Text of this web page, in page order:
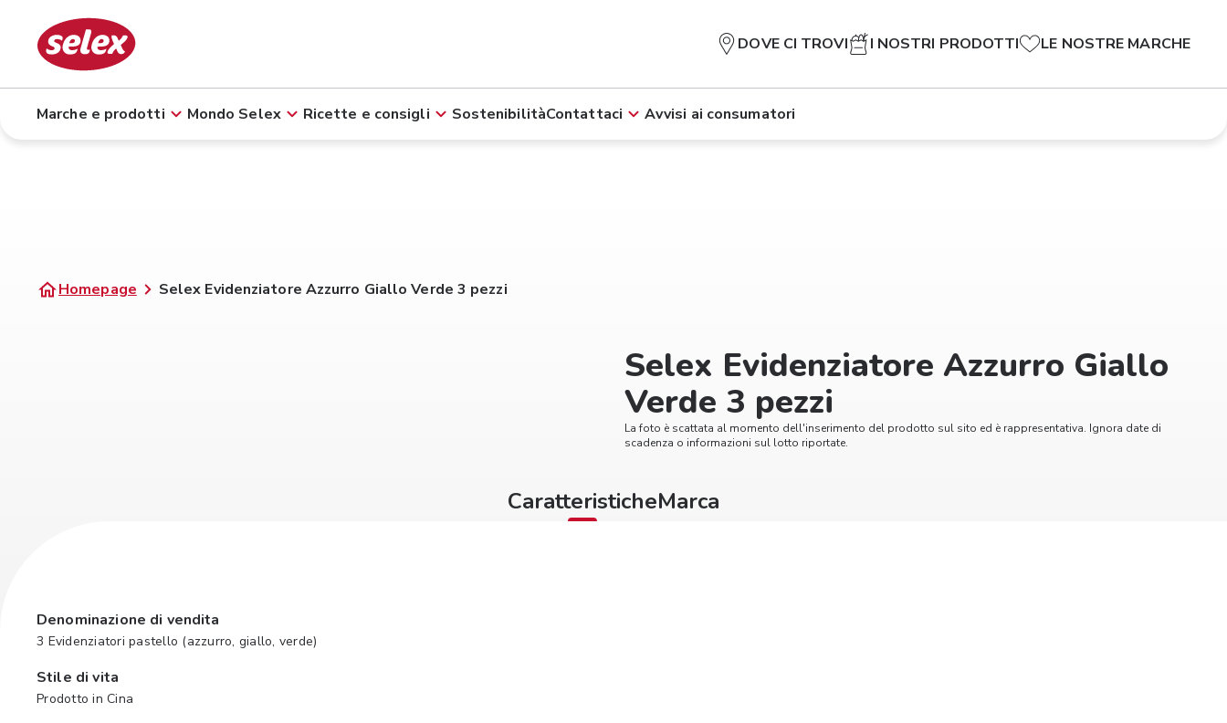
DOVE CI TROVI I NOSTRI PRODOTTI LE NOSTRE MARCHE
Marche e prodotti Mondo Selex Ricette e consigli SostenibilitàContattaci Avvisi ai consumatori
Homepage Selex Evidenziatore Azzurro Giallo Verde 3 pezzi
Selex Evidenziatore Azzurro Giallo
Verde 3 pezzi
La foto è scattata al momento dell'inserimento del prodotto sul sito ed è rappresentativa. Ignora date di
scadenza o informazioni sul lotto riportate.
CaratteristicheMarca
Denominazione di vendita
3 Evidenziatori pastello (azzurro, giallo, verde)
Stile di vita
Prodotto in Cina